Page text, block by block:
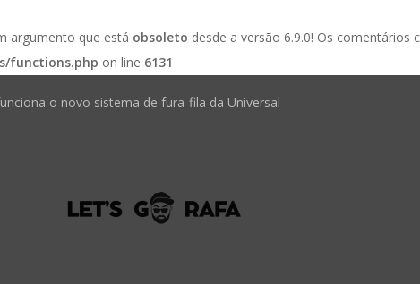
argumento que está obsoleto desde a versão 6.9.0! Os
functions.php on line 6131
o novo sistema de fura-fila da Universal
brasileiros mudou — veja o que fazer na
Golden Week no